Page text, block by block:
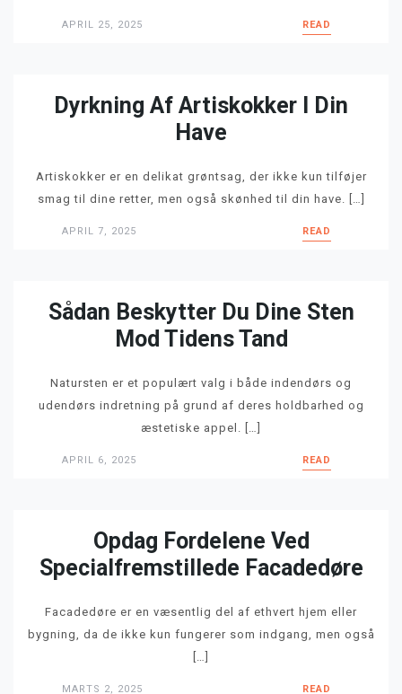
APRIL 25, 2025 READ
Dyrkning Af Artiskokker I Din
Have
Artiskokker er en delikat grøntsag, der ikke kun tilføjer
smag til dine retter, men også skønhed til din have. […]
APRIL 7, 2025 READ
Sådan Beskytter Du Dine Sten
Mod Tidens Tand
Natursten er et populært valg i både indendørs og
udendørs indretning på grund af deres holdbarhed og
æstetiske appel. […]
APRIL 6, 2025 READ
Opdag Fordelene Ved
Specialfremstillede Facadedøre
Facadedøre er en væsentlig del af ethvert hjem eller
bygning, da de ikke kun fungerer som indgang, men også
[…]
MARTS 2, 2025 READ